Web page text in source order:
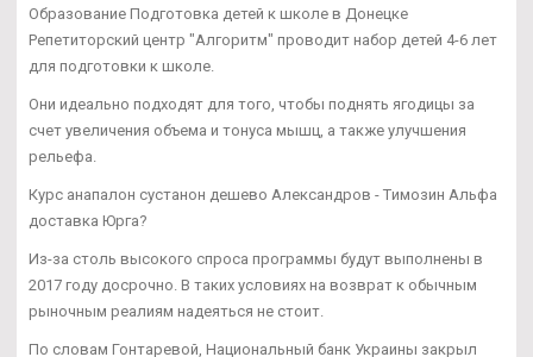
Образование Подготовка детей к школе в Донецке
Репетиторский центр "Алгоритм" проводит набор детей 4-6 лет
для подготовки к школе.
Они идеально подходят для того, чтобы поднять ягодицы за
счет увеличения объема и тонуса мышц, а также улучшения
рельефа.
Курс анапалон сустанон дешево Александров - Tимозин Альфа
доставка Юрга?
Из-за столь высокого спроса программы будут выполнены в
2017 году досрочно. В таких условиях на возврат к обычным
рыночным реалиям надеяться не стоит.
По словам Гонтаревой, Национальный банк Украины закрыл